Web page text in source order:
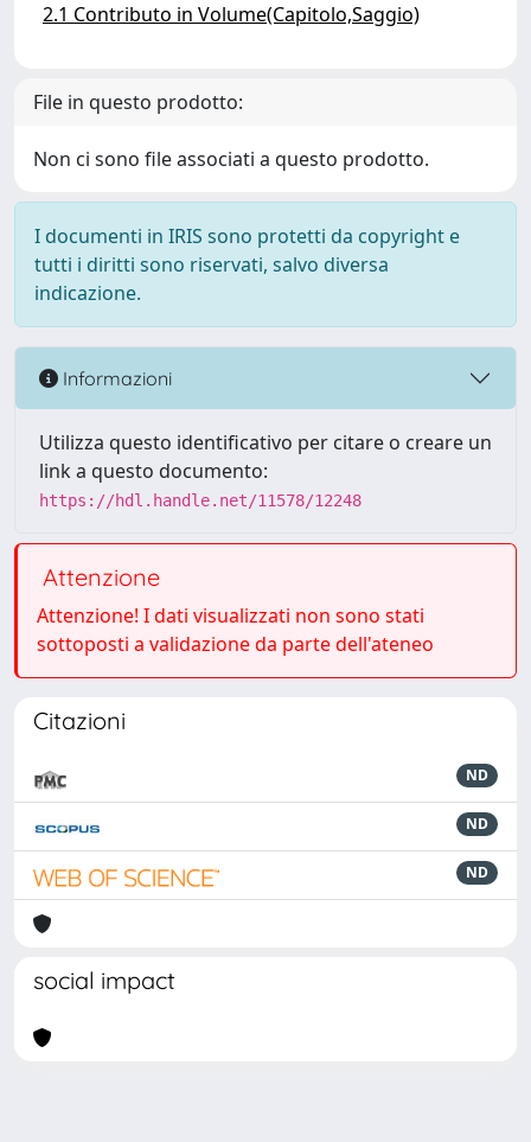
2.1 Contributo in Volume(Capitolo,Saggio)
File in questo prodotto:
Non ci sono file associati a questo prodotto.
I documenti in IRIS sono protetti da copyright e
tutti i diritti sono riservati, salvo diversa
indicazione.
Informazioni
Utilizza questo identificativo per citare o creare un
link a questo documento:
https://hdl.handle.net/11578/12248
Attenzione
Attenzione! I dati visualizzati non sono stati
sottoposti a validazione da parte dell'ateneo
Citazioni
ND
ND
ND
social impact